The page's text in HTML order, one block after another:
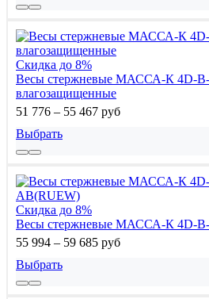
Скидка до 8%
Весы стержневые МАССА-К 4D-B-
влагозащищенные
51 776 – 55 467 руб
Выбрать
Скидка до 8%
Весы стержневые МАССА-К 4D-
55 994 – 59 685 руб
Выбрать